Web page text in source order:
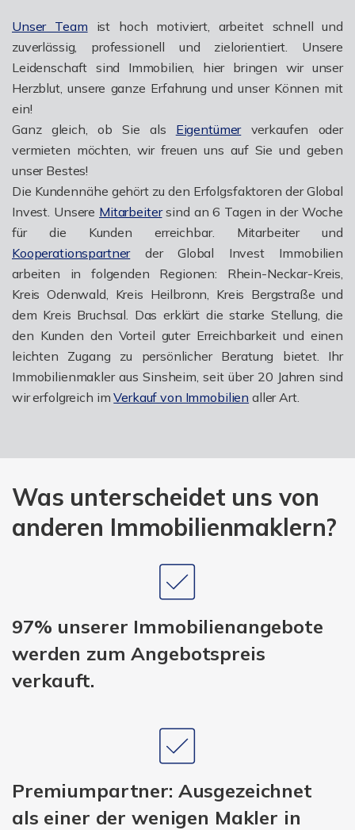
Unser Team ist hoch motiviert, arbeitet schnell und
zuverlässig, professionell und zielorientiert. Unsere
Leidenschaft sind Immobilien, hier bringen wir unser
Herzblut, unsere ganze Erfahrung und unser Können mit
ein!
Ganz gleich, ob Sie als Eigentümerverkaufen oder
vermieten möchten, wir freuen uns auf Sie und geben
unser Bestes!
Die Kundennähe gehört zu den Erfolgsfaktoren der Global
Invest. Unsere Mitarbeitersind an 6 Tagen in der Woche
für die Kunden erreichbar. Mitarbeiter und
Kooperationspartnerder Global Invest Immobilien
arbeiten in folgenden Regionen: Rhein-Neckar-Kreis,
Kreis Odenwald, Kreis Heilbronn, Kreis Bergstraße und
dem Kreis Bruchsal. Das erklärt die starke Stellung, die
den Kunden den Vorteil guter Erreichbarkeit und einen
leichten Zugang zu persönlicher Beratung bietet. Ihr
Immobilienmakler aus Sinsheim, seit über 20 Jahren sind
wir erfolgreich imVerkauf von Immobilien aller Art.
Was unterscheidet uns von
anderen Immobilienmaklern?
97% unserer Immobilienangebote
werden zum Angebotspreis
verkauft.
Premiumpartner: Ausgezeichnet
als einer der wenigen Makler in